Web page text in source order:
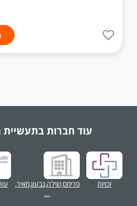
עוד חברות בתעשיית
זכויות
פרימס,שילה,גבעון,מאיר,
...